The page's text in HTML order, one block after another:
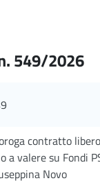
549/2026
contratto
a valere su Fondi
Novo